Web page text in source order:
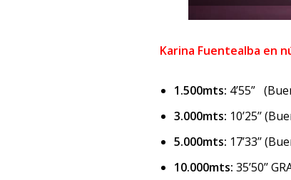
Karina Fuentealba en
1.500mts: 4’55”
3.000mts: 10’25’’
5.000mts: 17’33’’
10.000mts: 35’50’’